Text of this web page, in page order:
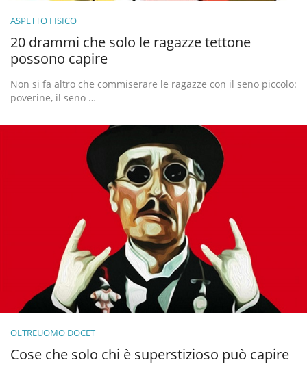
ASPETTO FISICO
20 drammi che solo le ragazze tettone
possono capire
Non si fa altro che commiserare le ragazze con il seno piccolo:
poverine, il seno …
OLTREUOMO DOCET
Cose che solo chi è superstizioso può capire